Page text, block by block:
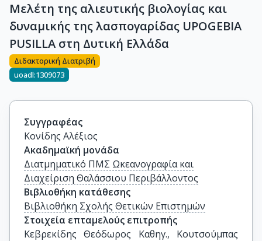
Μελέτη της αλιευτικής βιολογίας και
δυναμικής της λασπογαρίδας UPOGEBIA
PUSILLA στη Δυτική Ελλάδα
Διδακτορική Διατριβή
uoadl:1309073
Συγγραφέας
Κονίδης Αλέξιος
Ακαδημαϊκή μονάδα
Διατμηματικό ΠΜΣ Ωκεανογραφία και
Διαχείριση Θαλάσσιου Περιβάλλοντος
Βιβλιοθήκη κατάθεσης
Βιβλιοθήκη Σχολής Θετικών Επιστημών
Στοιχεία επταμελούς επιτροπής
Κεβρεκίδης Θεόδωρος Καθηγ., Κουτσούμπας